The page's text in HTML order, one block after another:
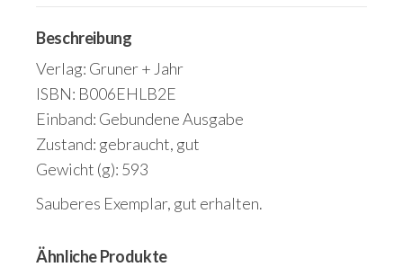
Beschreibung
Verlag: Gruner + Jahr
ISBN: B006EHLB2E
Einband: Gebundene Ausgabe
Zustand: gebraucht, gut
Gewicht (g): 593
Sauberes Exemplar, gut erhalten.
Ähnliche Produkte